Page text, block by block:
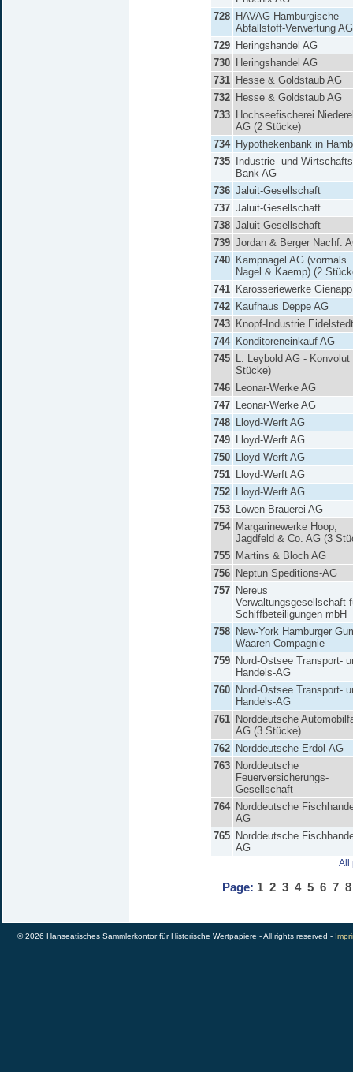
728 HAVAG Hamburgische
Abfallstoff-Verwertung AG
729 Heringshandel AG
730 Heringshandel AG
731 Hesse & Goldstaub AG
732 Hesse & Goldstaub AG
733 Hochseefischerei
AG (2 Stücke)
734 Hypothekenbank in
735
Industrie- und
Bank AG
736 Jaluit-Gesellschaft
737 Jaluit-Gesellschaft
738 Jaluit-Gesellschaft
739 Jordan & Berger Nachf.
740 Kampnagel AG (vormals
Nagel & Kaemp) (2
741 Karosseriewerke
742 Kaufhaus Deppe AG
743 Knopf-Industrie
744 Konditoreneinkauf AG
745 L. Leybold AG - Konvolut
Stücke)
746 Leonar-Werke AG
747 Leonar-Werke AG
748 Lloyd-Werft AG
749 Lloyd-Werft AG
750 Lloyd-Werft AG
751 Lloyd-Werft AG
752 Lloyd-Werft AG
753 Löwen-Brauerei AG
754 Margarinewerke Hoop,
Jagdfeld & Co. AG (3
755 Martins & Bloch AG
756 Neptun Speditions-AG
757 Nereus
Verwaltungsgesellschaft
Schiffbeteiligungen mbH
758 New-York Hamburger
Waaren Compagnie
759 Nord-Ostsee Transport-
Handels-AG
760 Nord-Ostsee Transport-
Handels-AG
761 Norddeutsche
AG (3 Stücke)
762 Norddeutsche Erdöl-AG
763 Norddeutsche
Feuerversicherungs-
Gesellschaft
764 Norddeutsche
AG
765 Norddeutsche
AG
All
Page: 1 2 3 4 5 6 7 8
© 2026 Hanseatisches Sammlerkontor für Historische Wertpapiere - All rights reserved -